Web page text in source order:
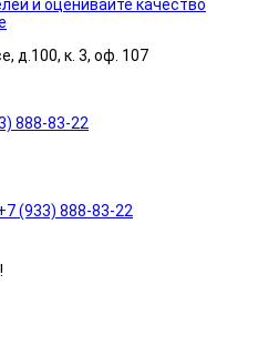
д.100, к. 3, оф. 107
888-83-22
(933) 888-83-22